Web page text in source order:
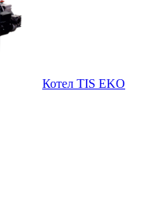
Котел TIS EKO